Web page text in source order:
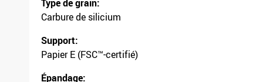
Type de grain:
Carbure de silicium
Support:
Papier E (FSC™-certifié)
Épandage: